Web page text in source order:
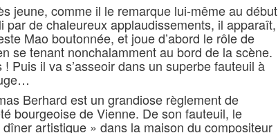
jeune, comme il le remarque lui-même au début
de chaleureux applaudissements, il apparaît,
Mao boutonnée, et joue d’abord le rôle de
se tenant nonchalamment au bord de la scène.
Puis il va s’asseoir dans un superbe fauteuil à
Berhard est un grandiose règlement de
bourgeoise de Vienne. De son fauteuil, le
artistique » dans la maison du compositeur